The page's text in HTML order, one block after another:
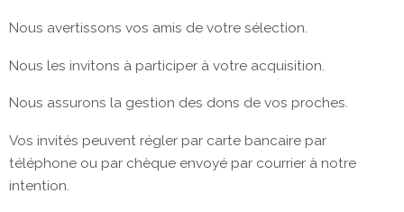
Nous avertissons vos amis de votre sélection.
Nous les invitons à participer à votre acquisition.
Nous assurons la gestion des dons de vos proches.
Vos invités peuvent régler par carte bancaire par
téléphone ou par chèque envoyé par courrier à notre
intention.